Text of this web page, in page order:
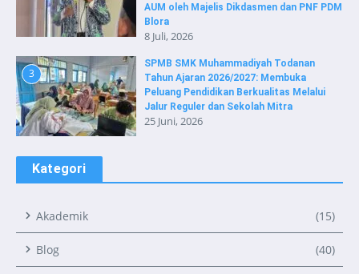
AUM oleh Majelis Dikdasmen dan PNF PDM
Blora
8 Juli, 2026
3
SPMB SMK Muhammadiyah Todanan
Tahun Ajaran 2026/2027: Membuka
Peluang Pendidikan Berkualitas Melalui
Jalur Reguler dan Sekolah Mitra
25 Juni, 2026
Kategori
Akademik (15)
Blog (40)